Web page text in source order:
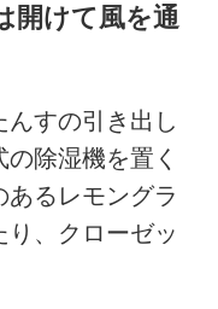
開けて風を通
すの引き出し
除湿機を置く
あるレモングラ
り、クローゼッ